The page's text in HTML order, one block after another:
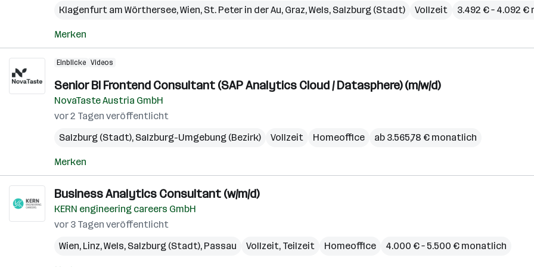
Klagenfurt am Wörthersee,Wien, St. Peter in der Au, Graz,Wels, Salzburg (Stadt) Vollzeit 3.492 € – 4.092
Merken
Einblicke Videos
Senior BI Frontend Consultant (SAP Analytics Cloud / Datasphere) (m/w/d)
NovaTaste Austria GmbH
vor 2 Tagen veröffentlicht
Salzburg (Stadt), Salzburg-Umgebung (Bezirk) Vollzeit Homeoffice ab 3.565,78 € monatlich
Merken
Business Analytics Consultant (w/m/d)
KERN engineering careers GmbH
vor 3 Tagen veröffentlicht
Wien, Linz,Wels, Salzburg (Stadt), Passau Vollzeit, Teilzeit Homeoffice 4.000 € – 5.500 € monatlich